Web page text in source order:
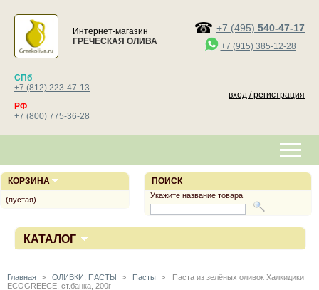
Интернет-магазин
ГРЕЧЕСКАЯ ОЛИВА
+7 (495) 540-47-17
+7 (915) 385-12-28
СПб
+7 (812) 223-47-13
РФ
+7 (800) 775-36-28
вход / регистрация
КАТАЛОГ
Главная > ОЛИВКИ, ПАСТЫ > Пасты >
Паста из зелёных оливок Халкидики
ECOGREECE, ст.банка, 200г
ПОИСК
Укажите название товара
КОРЗИНА
(пустая)